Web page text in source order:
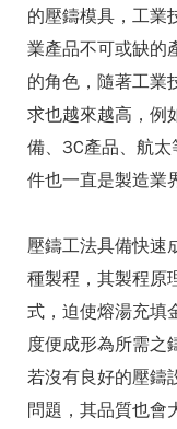
的壓鑄模具，工業
業產品不可或缺的
的角色，隨著工業
求也越來越高，例
備、3C產品、航
件也一直是製造業
壓鑄工法具備快速
種製程，其製程原
式，迫使熔湯充填
度便成形為所需之
若沒有良好的壓鑄
問題，其品質也會